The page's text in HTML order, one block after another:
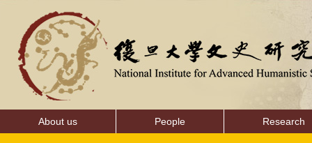
About us People Research